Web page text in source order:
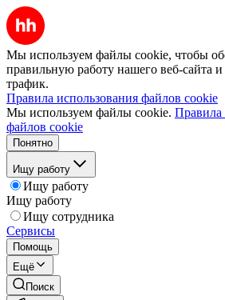
Мы используем файлы cookie, чтобы
правильную работу нашего веб-сайта и
трафик.
Правила использования файлов cookie
Мы используем файлы cookie. Правила
файлов cookie
Понятно
Ищу работу
Ищу работу
Ищу работу
Ищу сотрудника
Сервисы
Помощь
Ещё
Поиск